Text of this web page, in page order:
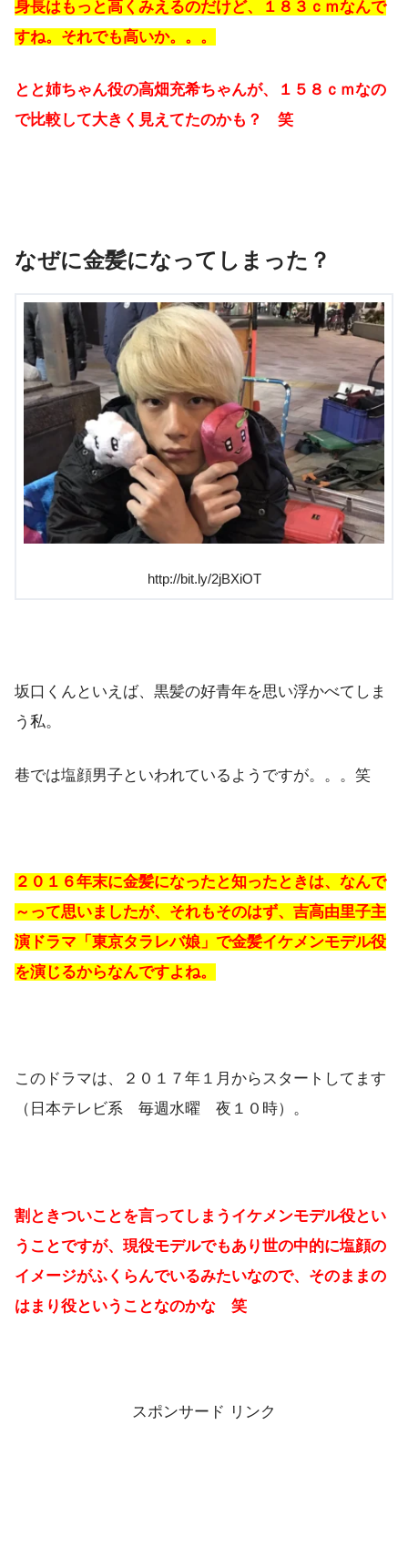
身長はもっと高くみえるのだけど、１８３ｃｍなんで
すね。それでも高いか。。。
とと姉ちゃん役の高畑充希ちゃんが、１５８ｃｍなの
で比較して大きく見えてたのかも？ 笑
なぜに金髪になってしまった？
http://bit.ly/2jBXiOT
坂口くんといえば、黒髪の好青年を思い浮かべてしま
う私。
巷では塩顔男子といわれているようですが。。。笑
２０１６年末に金髪になったと知ったときは、なんで
～って思いましたが、それもそのはず、吉高由里子主
演ドラマ「東京タラレバ娘」で金髪イケメンモデル役
を演じるからなんですよね。
このドラマは、２０１７年１月からスタートしてます
（日本テレビ系 毎週水曜 夜１０時）。
割ときついことを言ってしまうイケメンモデル役とい
うことですが、現役モデルでもあり世の中的に塩顔の
イメージがふくらんでいるみたいなので、そのままの
はまり役ということなのかな 笑
スポンサード リンク